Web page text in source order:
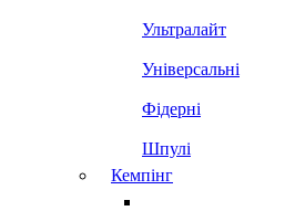
Ультралайт
Універсальні
Фідерні
Шпулі
Кемпінг